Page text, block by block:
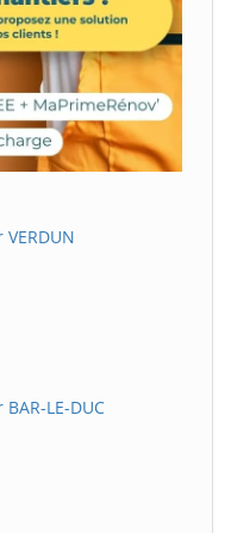
LE-DUC